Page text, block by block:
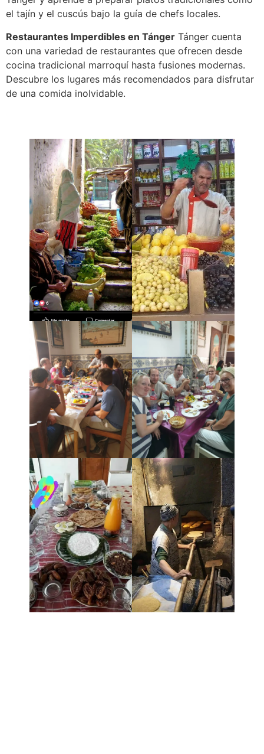
el tajín y el cuscús bajo la guía de chefs locales.
Restaurantes Imperdibles en Tánger Tánger cuenta
con una variedad de restaurantes que ofrecen desde
cocina tradicional marroquí hasta fusiones modernas.
Descubre los lugares más recomendados para disfrutar
de una comida inolvidable.